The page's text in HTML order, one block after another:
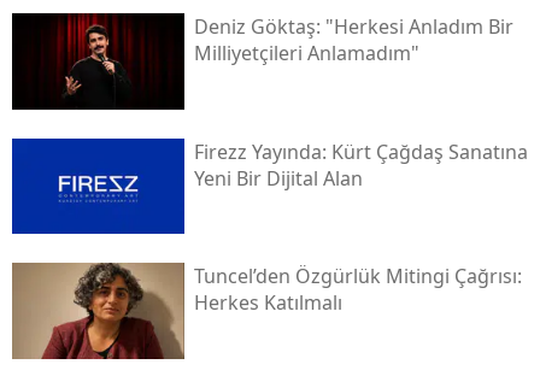
Deniz Göktaş: "herkesi Anladım Bir
Milliyetçileri Anlamadım"
Firezz Yayında: Kürt Çağdaş Sanatına
Yeni Bir Dijital Alan
Tuncel’den Özgürlük Mitingi Çağrısı:
Herkes Katılmalı